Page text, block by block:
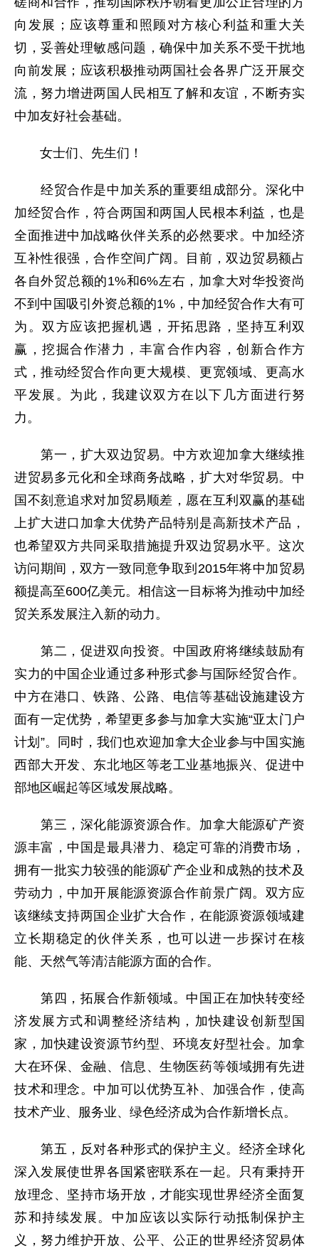
向发展；应该尊重和照顾对方核心利益和重大关
切，妥善处理敏感问题，确保中加关系不受干扰地
向前发展；应该积极推动两国社会各界广泛开展交
流，努力增进两国人民相互了解和友谊，不断夯实
中加友好社会基础。
女士们、先生们！
经贸合作是中加关系的重要组成部分。深化中
加经贸合作，符合两国和两国人民根本利益，也是
全面推进中加战略伙伴关系的必然要求。中加经济
互补性很强，合作空间广阔。目前，双边贸易额占
各自外贸总额的1%和6%左右，加拿大对华投资尚
不到中国吸引外资总额的1%，中加经贸合作大有可
为。双方应该把握机遇，开拓思路，坚持互利双
赢，挖掘合作潜力，丰富合作内容，创新合作方
式，推动经贸合作向更大规模、更宽领域、更高水
平发展。为此，我建议双方在以下几方面进行努
力。
第一，扩大双边贸易。中方欢迎加拿大继续推
进贸易多元化和全球商务战略，扩大对华贸易。中
国不刻意追求对加贸易顺差，愿在互利双赢的基础
上扩大进口加拿大优势产品特别是高新技术产品，
也希望双方共同采取措施提升双边贸易水平。这次
访问期间，双方一致同意争取到2015年将中加贸易
额提高至600亿美元。相信这一目标将为推动中加经
贸关系发展注入新的动力。
第二，促进双向投资。中国政府将继续鼓励有
实力的中国企业通过多种形式参与国际经贸合作。
中方在港口、铁路、公路、电信等基础设施建设方
面有一定优势，希望更多参与加拿大实施“亚太门户
计划”。同时，我们也欢迎加拿大企业参与中国实施
西部大开发、东北地区等老工业基地振兴、促进中
部地区崛起等区域发展战略。
第三，深化能源资源合作。加拿大能源矿产资
源丰富，中国是最具潜力、稳定可靠的消费市场，
拥有一批实力较强的能源矿产企业和成熟的技术及
劳动力，中加开展能源资源合作前景广阔。双方应
该继续支持两国企业扩大合作，在能源资源领域建
立长期稳定的伙伴关系，也可以进一步探讨在核
能、天然气等清洁能源方面的合作。
第四，拓展合作新领域。中国正在加快转变经
济发展方式和调整经济结构，加快建设创新型国
家，加快建设资源节约型、环境友好型社会。加拿
大在环保、金融、信息、生物医药等领域拥有先进
技术和理念。中加可以优势互补、加强合作，使高
技术产业、服务业、绿色经济成为合作新增长点。
第五，反对各种形式的保护主义。经济全球化
深入发展使世界各国紧密联系在一起。只有秉持开
放理念、坚持市场开放，才能实现世界经济全面复
苏和持续发展。中加应该以实际行动抵制保护主
义，努力维护开放、公平、公正的世界经济贸易体